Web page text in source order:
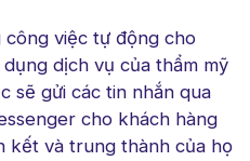
công việc tự động cho
dịch vụ của thẩm mỹ
sẽ gửi các tin nhắn qua
cho khách hàng
kết và trung thành của họ